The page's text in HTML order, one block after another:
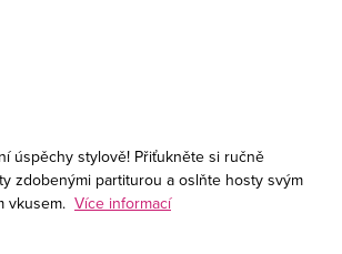
úspěchy stylově! Přiťukněte si ručně
zdobenými partiturou a oslňte hosty svým
vkusem. Více informací